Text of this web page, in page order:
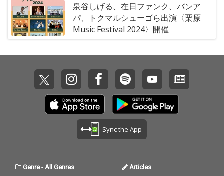
泉谷しげる、在日ファンク、バンア
パ、トクマルシューゴら出演〈栗原
Music Festival 2024〉開催
Sync the App
Genre-All Genres Articles